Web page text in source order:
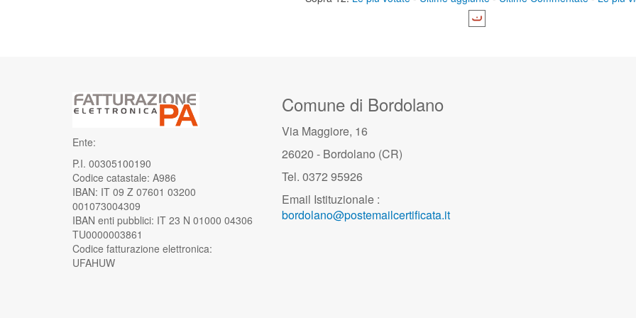
Ente:
P.I. 00305100190
Codice catastale: A986
IBAN: IT 09 Z 07601 03200
001073004309
IBAN enti pubblici: IT 23 N 01000 04306
TU0000003861
Codice fatturazione elettronica:
UFAHUW
Comune di Bordolano
Via Maggiore, 16
26020 - Bordolano (CR)
Tel. 0372 95926
Email Istituzionale :
bordolano@postemailcertificata.it